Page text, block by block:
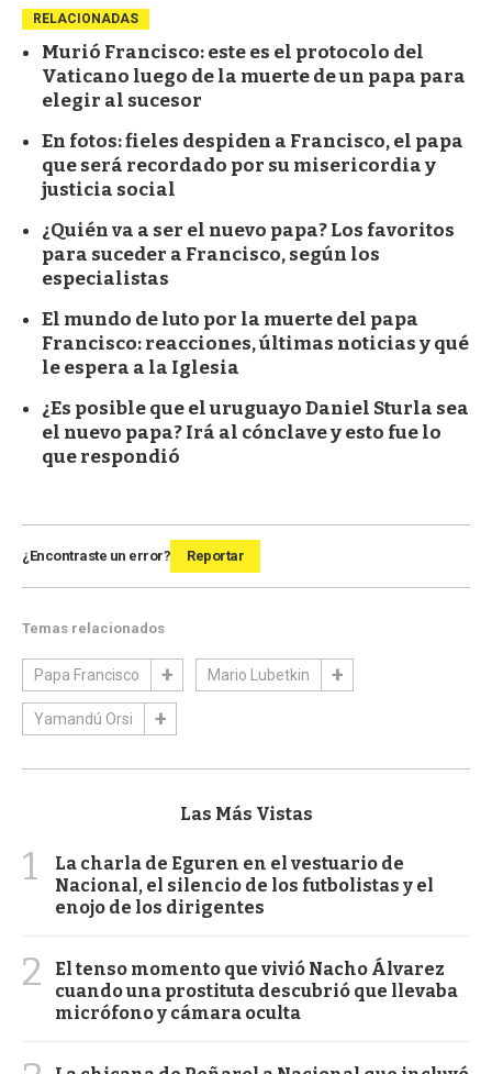
RELACIONADAS
Murió Francisco: este es el protocolo del
Vaticano luego de la muerte de un papa para
elegir al sucesor
En fotos: fieles despiden a Francisco, el papa
que será recordado por su misericordia y
justicia social
¿Quién va a ser el nuevo papa? Los favoritos
para suceder a Francisco, según los
especialistas
El mundo de luto por la muerte del papa
Francisco: reacciones, últimas noticias y qué
le espera a la Iglesia
¿Es posible que el uruguayo Daniel Sturla sea
el nuevo papa? Irá al cónclave y esto fue lo
que respondió
¿Encontraste un error? Reportar
Temas relacionados
Papa Francisco Mario Lubetkin
Yamandú Orsi
Las Más Vistas
1
La charla de Eguren en el vestuario de
Nacional, el silencio de los futbolistas y el
enojo de los dirigentes
2
El tenso momento que vivió Nacho Álvarez
cuando una prostituta descubrió que llevaba
micrófono y cámara oculta